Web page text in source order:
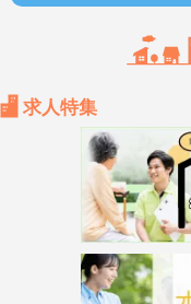
求人特集